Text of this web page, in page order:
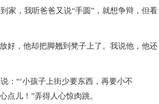
家，我听爸爸又说“手圆”，就想争辩，但看
好，他却把脚翘到凳子上了。我说他，他还
：“‘小孩子上街少要东西，再要小不
点儿！”弄得人心惊肉跳。